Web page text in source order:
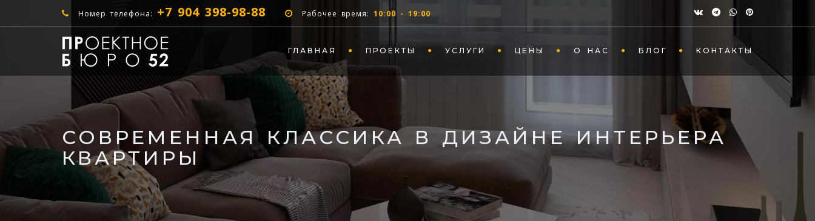
Номер телефона: +7 904 398-98-88 Рабочее время: 10:00 - 19:00
ГЛАВНАЯ ПРОЕКТЫ УСЛУГИ ЦЕНЫ О НАС БЛОГ КОНТАКТЫ
СОВРЕМЕННАЯ КЛАССИКА В ДИЗАЙНЕ ИНТЕРЬЕРА
КВАРТИРЫ